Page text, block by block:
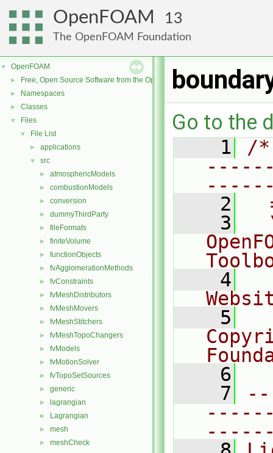
OpenFOAM 13
The OpenFOAM Foundation
▼ OpenFOAM
► Free, Open Source Software from the OpenFOAM Foundation
► Namespaces
► Classes
▼ Files
▼ File List
► applications
▼ src
► atmosphericModels
► combustionModels
► conversion
► dummyThirdParty
► fileFormats
► finiteVolume
► functionObjects
► fvAgglomerationMethods
► fvConstraints
► fvMeshDistributors
► fvMeshMovers
► fvMeshStitchers
► fvMeshTopoChangers
► fvModels
► fvMotionSolver
► fvTopoSetSources
► generic
► lagrangian
► Lagrangian
► mesh
► meshCheck
Go to the
    1
/
    2
    3
    4
    5
    6
    7